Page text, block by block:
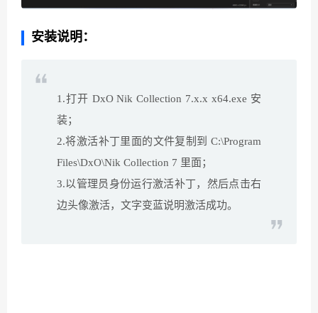
安装说明：
1.打开 DxO Nik Collection 7.x.x x64.exe 安
装；
2.将激活补丁里面的文件复制到 C:\Program
Files\DxO\Nik Collection 7 里面；
3.以管理员身份运行激活补丁，然后点击右
边头像激活，文字变蓝说明激活成功。